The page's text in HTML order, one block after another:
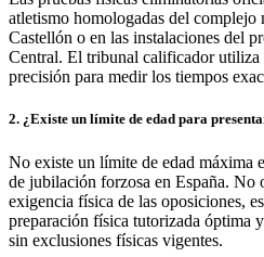
Las pruebas físicas eliminatorias
atletismo homologadas del complejo
Castellón o en las instalaciones del
Central. El tribunal calificador utiliza
precisión para medir los tiempos
¿Existe un límite de edad para
No existe un límite de edad máxima
de jubilación forzosa en España. No
exigencia física de las oposiciones,
preparación física tutorizada óptima
sin exclusiones físicas vigentes.